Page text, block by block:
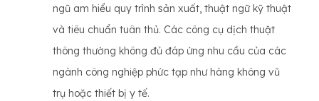
ngũ am hiểu quy trình sản xuất, thuật ngữ kỹ thuật
và tiêu chuẩn tuân thủ. Các công cụ dịch thuật
thông thường không đủ đáp ứng nhu cầu của các
ngành công nghiệp phức tạp như hàng không vũ
trụ hoặc thiết bị y tế.